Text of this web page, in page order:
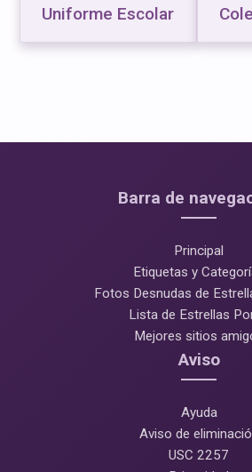
Uniforme Escolar
Barra de
Principal
Etiquetas y
Fotos Desnudas de
Lista de Estrellas
Mejores sitios
Aviso
Ayuda
Aviso de
USC 2257